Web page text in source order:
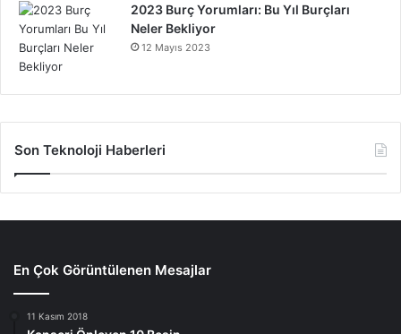
2023 Burç Yorumları: Bu Yıl Burçları
Neler Bekliyor
12 Mayıs 2023
Son Teknoloji Haberleri
En Çok Görüntülenen Mesajlar
11 Kasım 2018